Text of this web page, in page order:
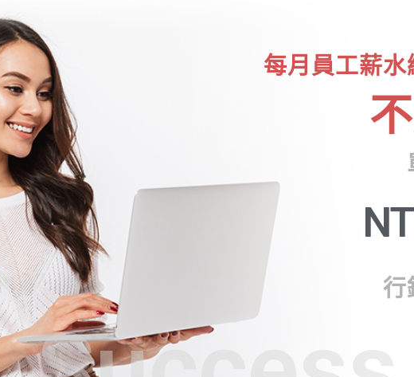
每月員工薪水
行